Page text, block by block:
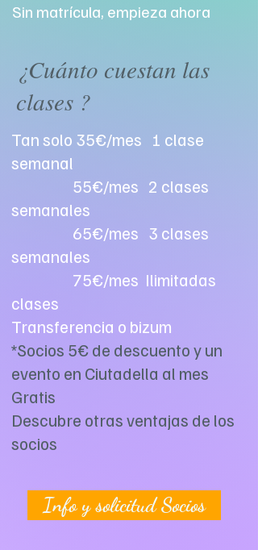
Sin matrícula, empieza ahora
¿Cuánto cuestan las
clases ?
Tan solo 35€/mes 1 clase
semanal
55€/mes 2 clases
semanales
65€/mes 3 clases
semanales
75€/mes Ilimitadas
clases
Transferencia o bizum
*Socios 5€ de descuento y un
evento en Ciutadella al mes
Gratis
Descubre otras ventajas de los
socios
Info y solicitud Socios